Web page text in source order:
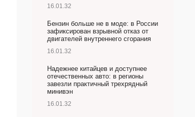
16.01.32
Бензин больше не в моде: в России
зафиксирован взрывной отказ от
двигателей внутреннего сгорания
16.01.32
Надежнее китайцев и доступнее
отечественных авто: в регионы
завезли практичный трехрядный
минивэн
16.01.32